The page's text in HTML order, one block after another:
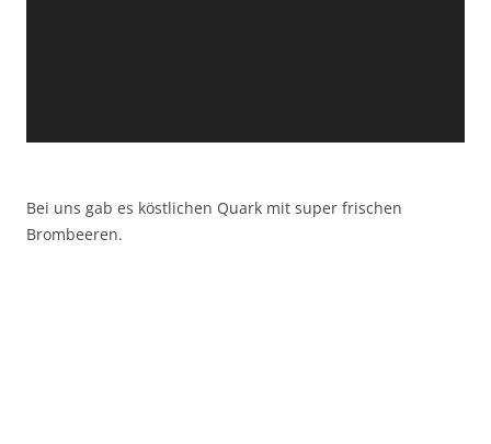
Bei uns gab es köstlichen Quark mit super frischen
Brombeeren.